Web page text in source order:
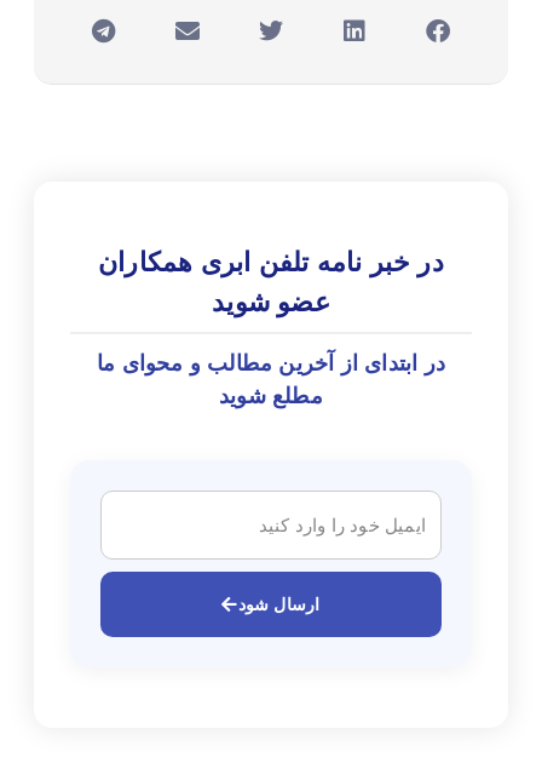
در خبر نامه تلفن ابری همکاران
عضو شوید
در ابتدای از آخرین مطالب و محوای ما
مطلع شوید
ارسال شود